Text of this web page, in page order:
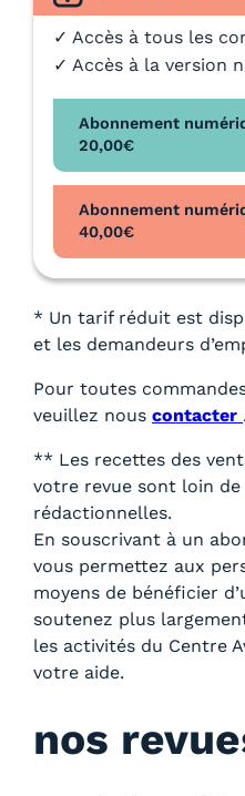
✓ Accès à tous les
✓ Accès à la version
Abonnement
20,00€
Abonnement
40,00€
* Un tarif réduit est
et les demandeurs
Pour toutes
veuillez nous contacter .
** Les recettes des
votre revue sont loin
rédactionnelles.
En souscrivant à un
vous permettez aux
moyens de bénéficier
soutenez plus
les activités du Centre
votre aide.
nos